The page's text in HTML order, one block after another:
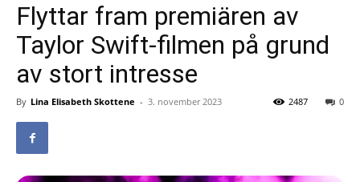
Flyttar fram premiären av
Taylor Swift-filmen på grund
av stort intresse
By Lina Elisabeth Skottene - 3. november 2023 0
2487